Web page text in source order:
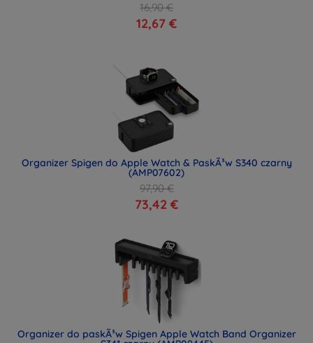
16,90 €
12,67 €
Organizer Spigen do Apple Watch & PaskÃ³w S340 czarny
(AMP07602)
97,90 €
73,42 €
Organizer do paskÃ³w Spigen Apple Watch Band Organizer